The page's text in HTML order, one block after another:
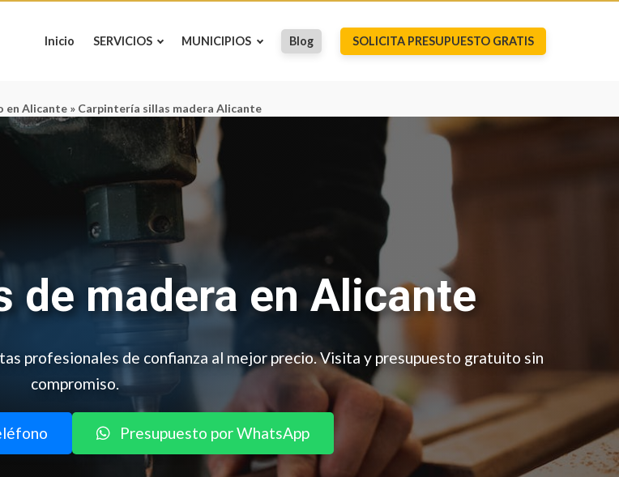
Inicio SERVICIOS MUNICIPIOS Blog SOLICITA PRESUPUESTO GRATIS
en Alicante» Carpintería sillas madera Alicante
de madera en Alicante
profesionales de confianza al mejor precio. Visita y presupuesto gratuito sin
compromiso.
Presupuesto por WhatsApp